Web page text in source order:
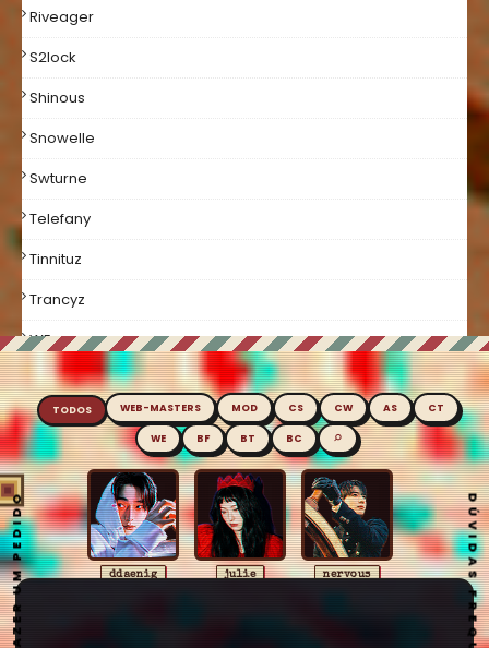
Riveager
S2lock
Shinous
Snowelle
Swturne
Telefany
Tinnituz
Trancyz
WE
Welcome
Xuggi
Xxpujinxx
TODOS WEB-MASTERS MOD CS CW AS CT
WE BF BT BC ⌕
ddaenig julie nervous